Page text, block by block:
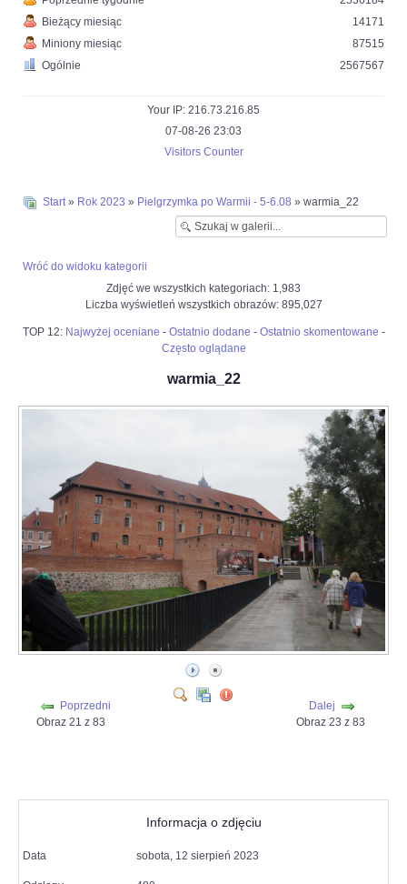
Bieżący miesiąc
Miniony miesiąc
Ogólnie
14171
87515
2567567
Your IP: 216.73.216.85
07-08-26 23:03
Visitors Counter
Start» Rok 2023 » Pielgrzymka po Warmii - 5-6.08 » warmia_22
Wróć do widoku kategorii
Zdjęć we wszystkich kategoriach: 1,983
Liczba wyświetleń wszystkich obrazów: 895,027
TOP 12: Najwyżej oceniane - Ostatnio dodane - Ostatnio skomentowane -
Często oglądane
warmia_22
Poprzedni
Obraz 21 z 83
Dalej
Obraz 23 z 83
Informacja o zdjęciu
Data sobota, 12 sierpień 2023